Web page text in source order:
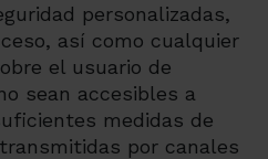
personalizadas,
así como cualquier
el usuario de
sean accesibles a
medidas de
por canales